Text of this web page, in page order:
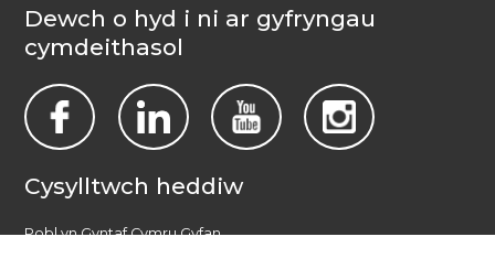
Dewch o hyd i ni ar gyfryngau
cymdeithasol
Cysylltwch heddiw
Pobl yn Gyntaf Cymru Gyfan